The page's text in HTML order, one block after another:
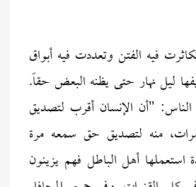
فيه الفتن وتعددت فيه أبواق
ليل نهار حتى يظنه البعض حقاً.
الناس: "أن الإنسان أقرب لتصديق
منه لتصديق حق سمعه مرة
أهل الباطل فهم يزينون